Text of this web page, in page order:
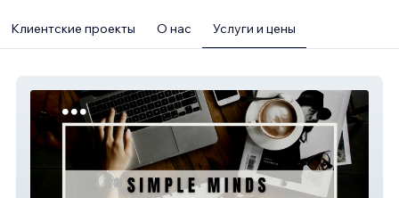
Клиентские проекты О нас Услуги и цены